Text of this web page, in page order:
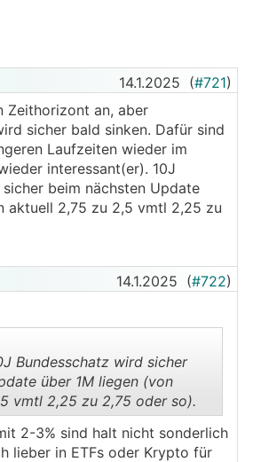
14.1.2025 (#721)
Zeithorizont an, aber
sicher bald sinken. Dafür sind
Laufzeiten wieder im
interessant(er). 10J
beim nächsten Update
aktuell 2,75 zu 2,5 vmtl 2,25 zu
14.1.2025 (#722)
..
Bundesschatz wird sicher
über 1M liegen (von
vmtl 2,25 zu 2,75 oder so).
2-3% sind halt nicht sonderlich
lieber in ETFs oder Krypto für